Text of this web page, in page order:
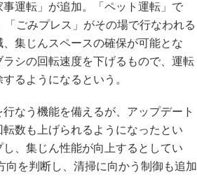
運転」が追加。「ペット運転」で
ごみプレス」がその場で行なわれる
集じんスペースの確保が可能とな
シの回転速度を下げるもので、運転
るようになるという。
なう機能を備えるが、アップデート
数も上げられるようになったとい
、集じん性能が向上するとしてい
向を判断し、清掃に向かう制御も追加